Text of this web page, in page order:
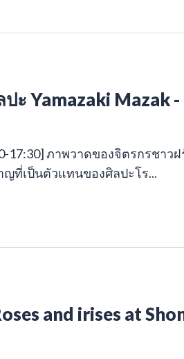
Yamazaki Mazak
17:30] ภาพวาดของจิตรกรชาว
ญที่เป็นตัวแทนของศิลปะโร...
and irises at